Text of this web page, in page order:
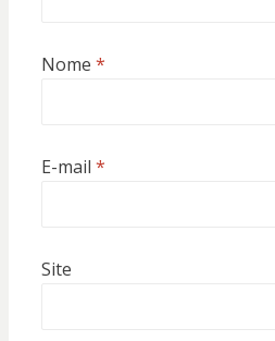
Nome *
E-mail *
Site